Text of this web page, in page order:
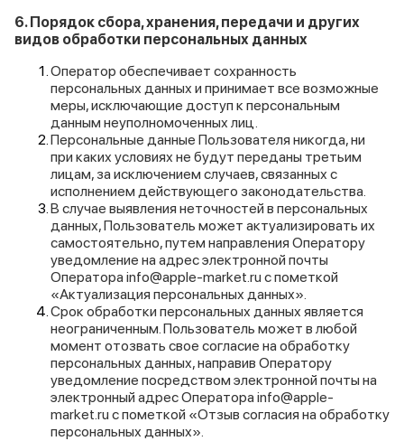
6. Порядок сбора, хранения, передачи и других
видов обработки персональных данных
Оператор обеспечивает сохранность
персональных данных и принимает все возможные
меры, исключающие доступ к персональным
данным неуполномоченных лиц.
Персональные данные Пользователя никогда, ни
при каких условиях не будут переданы третьим
лицам, за исключением случаев, связанных с
исполнением действующего законодательства.
В случае выявления неточностей в персональных
данных, Пользователь может актуализировать их
самостоятельно, путем направления Оператору
уведомление на адрес электронной почты
Оператора info@apple-market.ru с пометкой
«Актуализация персональных данных».
Срок обработки персональных данных является
неограниченным. Пользователь может в любой
момент отозвать свое согласие на обработку
персональных данных, направив Оператору
уведомление посредством электронной почты на
электронный адрес Оператора info@apple-
market.ru с пометкой «Отзыв согласия на обработку
персональных данных».